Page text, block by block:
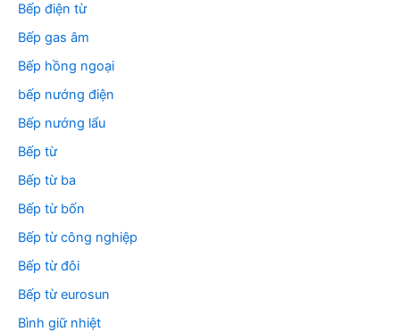
Bếp điện từ
Bếp gas âm
Bếp hồng ngoại
bếp nướng điện
Bếp nướng lẩu
Bếp từ
Bếp từ ba
Bếp từ bốn
Bếp từ công nghiệp
Bếp từ đôi
Bếp từ eurosun
Bình giữ nhiệt